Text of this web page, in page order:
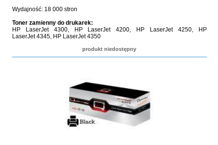
Wydajność: 18 000 stron
Toner zamienny do drukarek:
HP LaserJet 4300, HP LaserJet 4200, HP LaserJet 4250, HP
LaserJet 4345, HP LaserJet 4350
produkt niedostępny